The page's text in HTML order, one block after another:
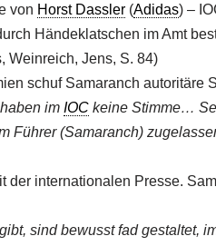
von Horst Dassler(Adidas) –
Händeklatschen im Amt
Weinreich, Jens, S. 84)
schuf Samaranch autoritäre
im IOCkeine Stimme…
Führer (Samaranch)
der internationalen Presse.
sind bewusst fad gestaltet,